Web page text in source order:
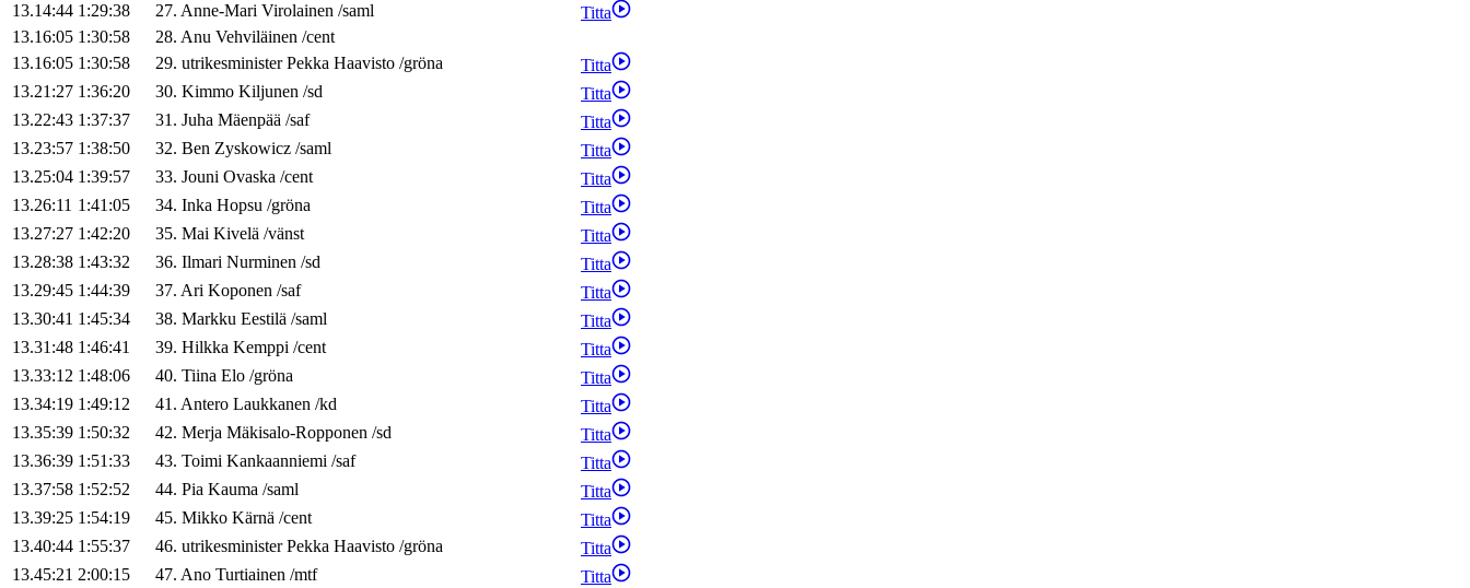
13.14:44 1:29:38 27. Anne-Mari Virolainen /saml
Titta
13.16:05 1:30:58 28. Anu Vehviläinen /cent
13.16:05 1:30:58 29. utrikesminister Pekka Haavisto /gröna
Titta
13.21:27 1:36:20 30. Kimmo Kiljunen /sd
Titta
13.22:43 1:37:37 31. Juha Mäenpää /saf
Titta
13.23:57 1:38:50 32. Ben Zyskowicz /saml
Titta
13.25:04 1:39:57 33. Jouni Ovaska /cent
Titta
13.26:11 1:41:05 34. Inka Hopsu /gröna
Titta
13.27:27 1:42:20 35. Mai Kivelä /vänst
Titta
13.28:38 1:43:32 36. Ilmari Nurminen /sd
Titta
13.29:45 1:44:39 37. Ari Koponen /saf
Titta
13.30:41 1:45:34 38. Markku Eestilä /saml
Titta
13.31:48 1:46:41 39. Hilkka Kemppi /cent
Titta
13.33:12 1:48:06 40. Tiina Elo /gröna
Titta
13.34:19 1:49:12 41. Antero Laukkanen /kd
Titta
13.35:39 1:50:32 42. Merja Mäkisalo-Ropponen /sd
Titta
13.36:39 1:51:33 43. Toimi Kankaanniemi /saf
Titta
13.37:58 1:52:52 44. Pia Kauma /saml
Titta
13.39:25 1:54:19 45. Mikko Kärnä /cent
Titta
13.40:44 1:55:37 46. utrikesminister Pekka Haavisto /gröna
Titta
13.45:21 2:00:15 47. Ano Turtiainen /mtf
Titta